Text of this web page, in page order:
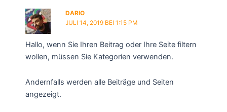
DARIO
JULI 14, 2019 BEI 1:15 PM
Hallo, wenn Sie Ihren Beitrag oder Ihre Seite filtern
wollen, müssen Sie Kategorien verwenden.
Andernfalls werden alle Beiträge und Seiten
angezeigt.